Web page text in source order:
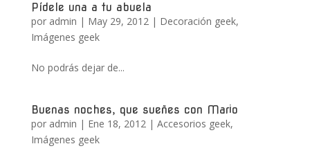
Pídele una a tu abuela
por admin | May 29, 2012| Decoración geek,
Imágenes geek
No podrás dejar de...
Buenas noches, que sueñes con Mario
por admin | Ene 18, 2012| Accesorios geek,
Imágenes geek